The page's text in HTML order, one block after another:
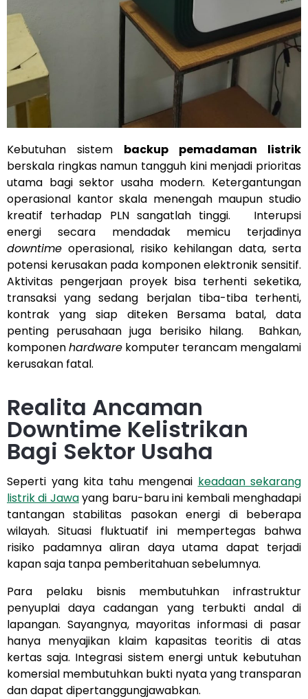
Kebutuhan sistem backup pemadaman listrik
berskala ringkas namun tangguh kini menjadi prioritas
utama bagi sektor usaha modern. Ketergantungan
operasional kantor skala menengah maupun studio
kreatif terhadap PLN sangatlah tinggi. Interupsi
energi secara mendadak memicu terjadinya
downtime operasional, risiko kehilangan data, serta
potensi kerusakan pada komponen elektronik sensitif.
Aktivitas pengerjaan proyek bisa terhenti seketika,
transaksi yang sedang berjalan tiba-tiba terhenti,
kontrak yang siap diteken Bersama batal, data
penting perusahaan juga berisiko hilang. Bahkan,
komponenhardware komputer terancam mengalami
kerusakan fatal.
Realita Ancaman
Downtime Kelistrikan
Bagi Sektor Usaha
Seperti yang kita tahu mengenai keadaan sekarang
listrik di Jawayang baru-baru ini kembali menghadapi
tantangan stabilitas pasokan energi di beberapa
wilayah. Situasi fluktuatif ini mempertegas bahwa
risiko padamnya aliran daya utama dapat terjadi
kapan saja tanpa pemberitahuan sebelumnya.
Para pelaku bisnis membutuhkan infrastruktur
penyuplai daya cadangan yang terbukti andal di
lapangan. Sayangnya, mayoritas informasi di pasar
hanya menyajikan klaim kapasitas teoritis di atas
kertas saja. Integrasi sistem energi untuk kebutuhan
komersial membutuhkan bukti nyata yang transparan
dan dapat dipertanggungjawabkan.